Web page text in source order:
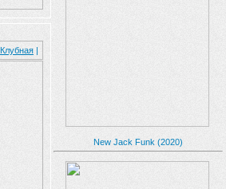
New Jack Funk (2020)
Клубная |